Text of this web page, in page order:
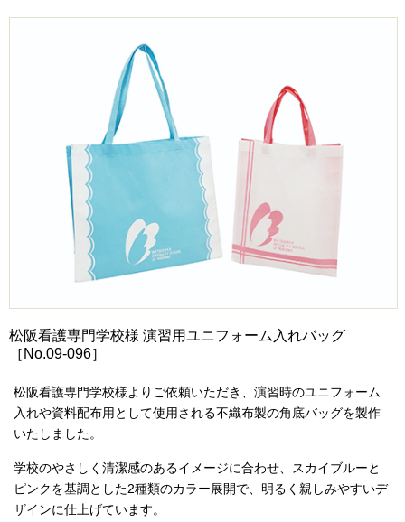
松阪看護専門学校様 演習用ユニフォーム入れバッグ
［No.09-096］
松阪看護専門学校様よりご依頼いただき、演習時のユニフォーム
入れや資料配布用として使用される不織布製の角底バッグを製作
いたしました。
学校のやさしく清潔感のあるイメージに合わせ、スカイブルーと
ピンクを基調とした2種類のカラー展開で、明るく親しみやすいデ
ザインに仕上げています。